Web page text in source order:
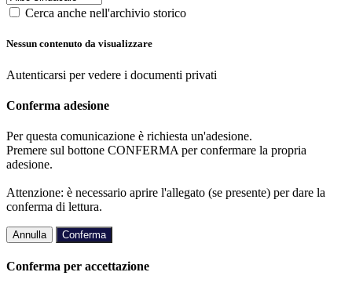
Cerca anche nell'archivio storico
Nessun contenuto da visualizzare
Autenticarsi per vedere i documenti privati
Conferma adesione
Per questa comunicazione è richiesta un'adesione.
Premere sul bottone CONFERMA per confermare la propria
adesione.
Attenzione: è necessario aprire l'allegato (se presente) per dare la
conferma di lettura.
Annulla Conferma
Conferma per accettazione